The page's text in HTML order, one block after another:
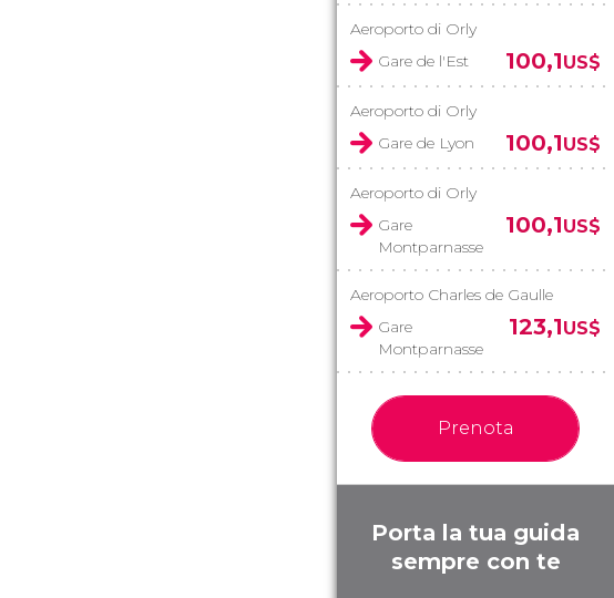
Aeroporto di Orly
Gare de l'Est
100,1US$
Aeroporto di Orly
Gare de Lyon
100,1US$
Aeroporto di Orly
Gare
Montparnasse
100,1US$
Aeroporto Charles de Gaulle
Gare
Montparnasse
123,1US$
Prenota
Porta la tua guida
sempre con te